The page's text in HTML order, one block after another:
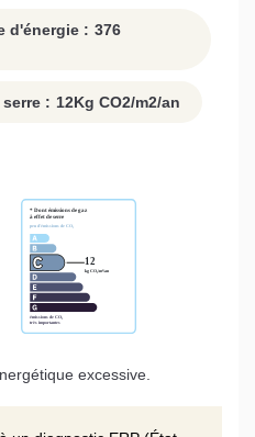
d'énergie : 376
: 12Kg CO2/m2/an
excessive.